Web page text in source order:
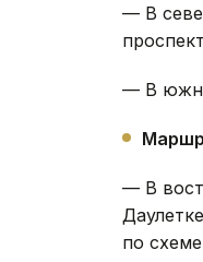
— В
— В
— В
по